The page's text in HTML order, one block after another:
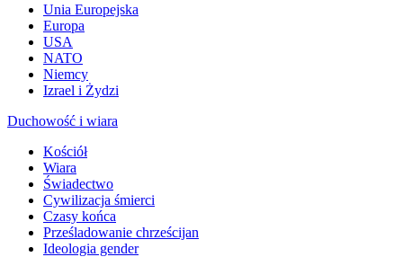
Unia Europejska
Europa
USA
NATO
Niemcy
Izrael i Żydzi
Duchowość i wiara
Kościół
Wiara
Świadectwo
Cywilizacja śmierci
Czasy końca
Prześladowanie chrześcijan
Ideologia gender